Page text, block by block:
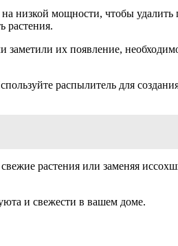
мощности, чтобы удалить
растения.
заметили их появление,
распылитель для
растения или заменяя
и свежести в вашем доме.